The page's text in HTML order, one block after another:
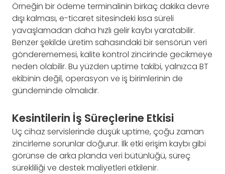
Örneğin bir ödeme terminalinin birkaç dakika devre
dışı kalması, e-ticaret sitesindeki kısa süreli
yavaşlamadan daha hızlı gelir kaybı yaratabilir.
Benzer şekilde üretim sahasındaki bir sensörün veri
gönderememesi, kalite kontrol zincirinde gecikmeye
neden olabilir. Bu yüzden uptime takibi, yalnızca BT
ekibinin değil, operasyon ve iş birimlerinin de
gündeminde olmalıdır.
Kesintilerin İş Süreçlerine Etkisi
Uç cihaz servislerinde düşük uptime, çoğu zaman
zincirleme sorunlar doğurur. İlk etki erişim kaybı gibi
görünse de arka planda veri bütünlüğü, süreç
sürekliliği ve destek maliyetleri etkilenir.